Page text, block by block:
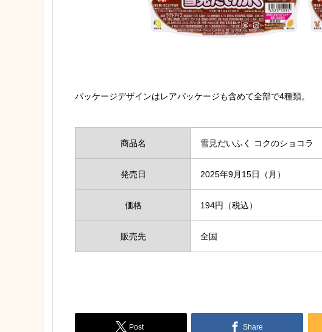
パッケージデザインはレアパッケージも含めて全部で4種類。
商品名 雪見だいふく コクのショコラ
発売日 2025年9月15日（月）
価格 194円（税込）
販売先 全国
Post Share